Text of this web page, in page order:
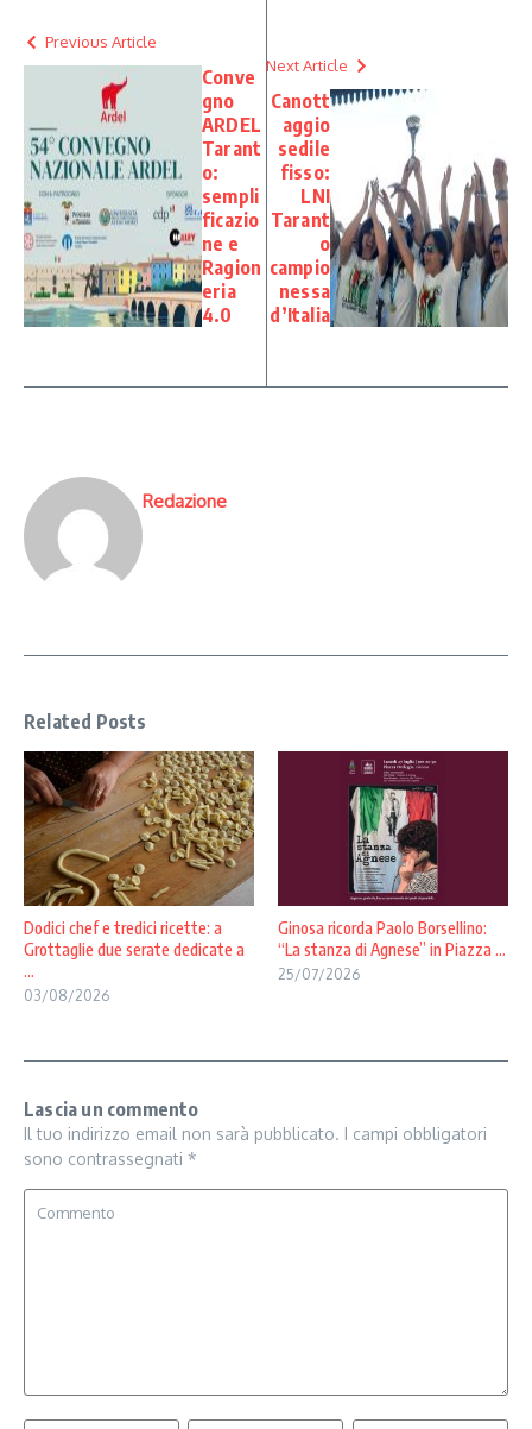
Previous Article
Conve
gno
ARDEL
Tarant
o:
sempli
ficazio
ne e
Ragion
eria
4.0
Next Article
Canott
aggio
sedile
fisso:
LNI
Tarant
o
campio
nessa
d’Italia
Redazione
Related Posts
Dodici chef e tredici ricette: a
Grottaglie due serate dedicate a
...
03/08/2026
Ginosa ricorda Paolo Borsellino:
“La stanza di Agnese” in Piazza ...
25/07/2026
Lascia un commento
Il tuo indirizzo email non sarà pubblicato. I campi obbligatori
sono contrassegnati *